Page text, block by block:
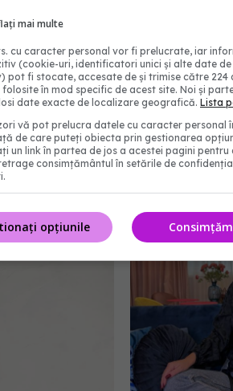
și
că ai
Canicula, apa
rinichii, Dr
cum să NU
mai multe
cu caracter personal vor fi prelucrate, iar
(cookie-uri, identificatori unici și alte date de
pot fi stocate, accesate de și trimise către 224
în mod specific de acest site. Noi și
date exacte de localizare geografică. Lista
vă pot prelucra datele cu caracter personal
de care puteți obiecta prin gestionarea
un link în partea de jos a acestei pagini pentru
consimțământul în setările de
opțiunile